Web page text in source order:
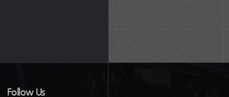
Follow Us